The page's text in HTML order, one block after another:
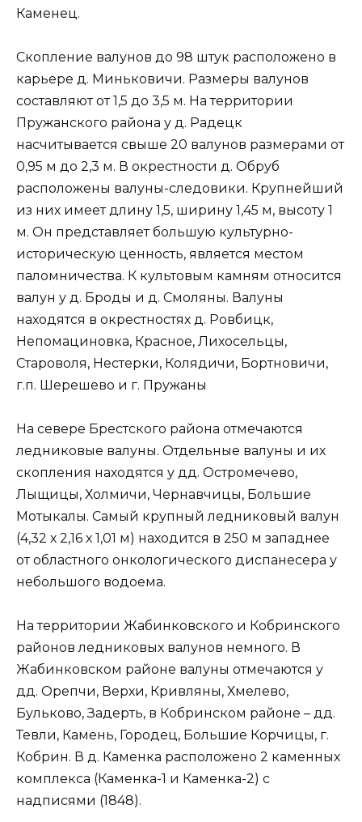
Каменец.
Скопление валунов до 98 штук расположено в
карьере д. Миньковичи. Размеры валунов
составляют от 1,5 до 3,5 м. На территории
Пружанского района у д. Радецк
насчитывается свыше 20 валунов размерами от
0,95 м до 2,3 м. В окрестности д. Обруб
расположены валуны-следовики. Крупнейший
из них имеет длину 1,5, ширину 1,45 м, высоту 1
м. Он представляет большую культурно-
историческую ценность, является местом
паломничества. К культовым камням относится
валун у д. Броды и д. Смоляны. Валуны
находятся в окрестностях д. Ровбицк,
Непомациновка, Красное, Лихосельцы,
Староволя, Нестерки, Колядичи, Бортновичи,
г.п. Шерешево и г. Пружаны
На севере Брестского района отмечаются
ледниковые валуны. Отдельные валуны и их
скопления находятся у дд. Остромечево,
Лыщицы, Холмичи, Чернавчицы, Большие
Мотыкалы. Самый крупный ледниковый валун
(4,32 х 2,16 х 1,01 м) находится в 250 м западнее
от областного онкологического диспанесера у
небольшого водоема.
На территории Жабинковского и Кобринского
районов ледниковых валунов немного. В
Жабинковском районе валуны отмечаются у
дд. Орепчи, Верхи, Кривляны, Хмелево,
Бульково, Задерть, в Кобринском районе – дд.
Тевли, Камень, Городец, Большие Корчицы, г.
Кобрин. В д. Каменка расположено 2 каменных
комплекса (Каменка-1 и Каменка-2) с
надписями (1848).